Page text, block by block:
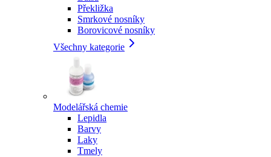
Překližka
Smrkové nosníky
Borovicové nosníky
Všechny kategorie
Modelářská chemie
Lepidla
Barvy
Laky
Tmely